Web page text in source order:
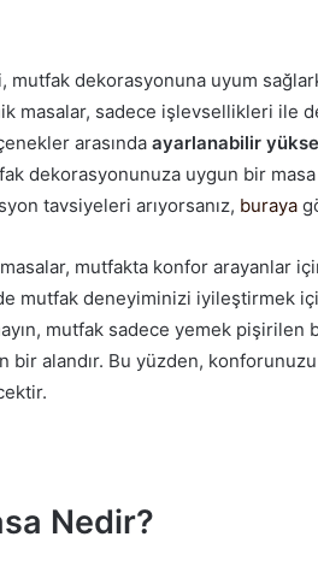
mutfak dekorasyonuna uyum
sadece işlevsellikleri ile
arasında ayarlanabilir
dekorasyonunuza uygun bir masa
tavsiyeleri arıyorsanız, buraya
mutfakta konfor arayanlar
de mutfak deneyiminizi iyileştirmek
mutfak sadece yemek pişirilen
alandır. Bu yüzden,
Nedir?